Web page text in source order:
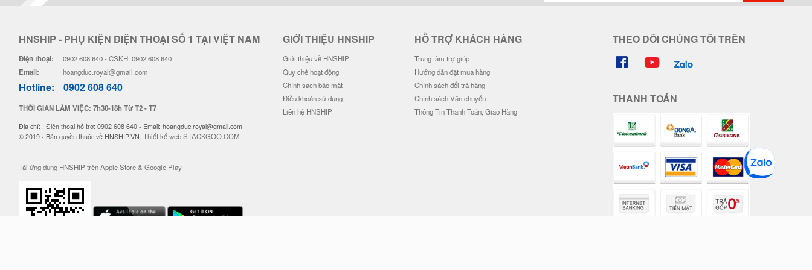
HNSHIP - PHỤ KIỆN ĐIỆN THOẠI SỐ 1 TẠI VIỆT NAM
Điện thoại: 0902 608 640 - CSKH: 0902 608 640
Email: hoangduc.royal@gmail.com
Hotline: 0902 608 640
THỜI GIAN LÀM VIỆC: 7h30-18h Từ T2 - T7
Địa chỉ: . Điện thoại hỗ trợ: 0902 608 640 - Email: hoangduc.royal@gmail.com
© 2019 - Bản quyền thuộc về HNSHIP.VN.Thiết kế web STACKGOO.COM
Tải ứng dụng HNSHIP trên Apple Store & Google Play
GIỚI THIỆU HNSHIP
Giới thiệu về HNSHIP
Quy chế hoạt động
Chính sách bảo mật
Điều khoản sử dụng
Liên hệ HNSHIP
HỖ TRỢ KHÁCH HÀNG
Trung tâm trợ giúp
Hướng dẫn đặt mua hàng
Chính sách đổi trả hàng
Chính sách Vận chuyển
Thông Tin Thanh Toán, Giao Hàng
THEO DÕI CHÚNG TÔI TRÊN
THANH TOÁN